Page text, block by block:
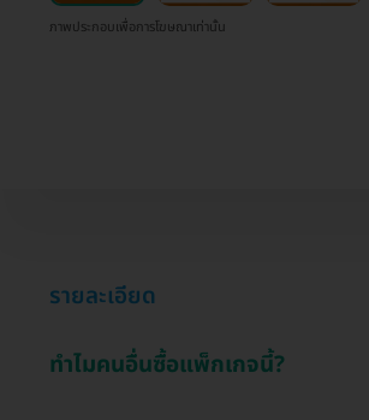
ภาพประกอบเพื่อการโฆษณาเท่านั้น
รายละเอียด
ทำไมคนอื่นซื้อแพ็กเกจนี้?